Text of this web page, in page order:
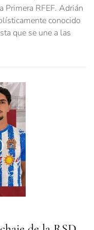
Primera RFEF. Adrián
conocido
que se une a las